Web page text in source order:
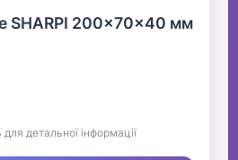
SHARPI 200×70×40 мм
для детальної інформації